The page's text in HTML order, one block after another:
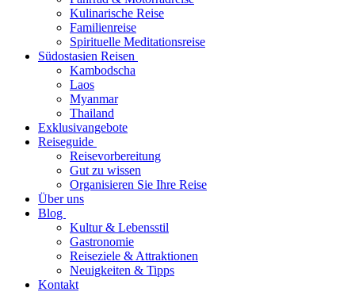
Kulinarische Reise
Familienreise
Spirituelle Meditationsreise
Südostasien Reisen
Kambodscha
Laos
Myanmar
Thailand
Exklusivangebote
Reiseguide
Reisevorbereitung
Gut zu wissen
Organisieren Sie Ihre Reise
Über uns
Blog
Kultur & Lebensstil
Gastronomie
Reiseziele & Attraktionen
Neuigkeiten & Tipps
Kontakt